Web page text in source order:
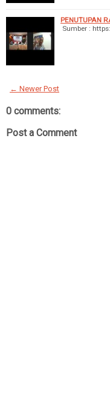
PENUTUPAN
Sumber :
← Newer Post
0 comments:
Post a Comment